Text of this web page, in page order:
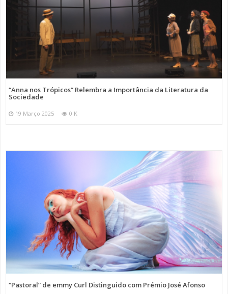
“Anna nos Trópicos” Relembra a Importância da Literatura da
Sociedade
19 Março 2025 0 K
“Pastoral” de emmy Curl Distinguido com Prémio José Afonso